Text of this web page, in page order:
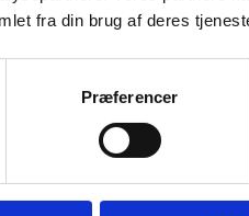
fra din brug af deres
Præferencer